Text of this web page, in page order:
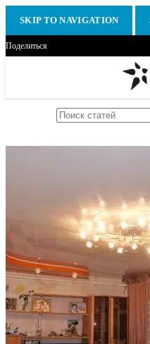
SKIP TO NAVIGATION
Поделиться